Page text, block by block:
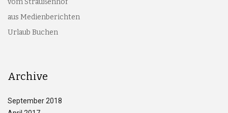
vom Straußenhof
aus Medienberichten
Urlaub Buchen
Archive
September 2018